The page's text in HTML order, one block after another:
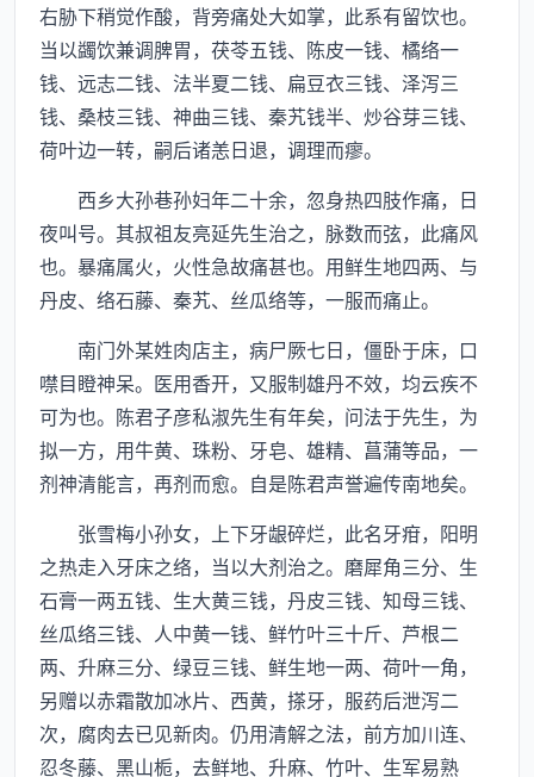
右胁下稍觉作酸，背旁痛处大如掌，此系有留饮也。
当以蠲饮兼调脾胃，茯苓五钱、陈皮一钱、橘络一
钱、远志二钱、法半夏二钱、扁豆衣三钱、泽泻三
钱、桑枝三钱、神曲三钱、秦艽钱半、炒谷芽三钱、
荷叶边一转，嗣后诸恙日退，调理而瘳。
西乡大孙巷孙妇年二十余，忽身热四肢作痛，日
夜叫号。其叔祖友亮延先生治之，脉数而弦，此痛风
也。暴痛属火，火性急故痛甚也。用鲜生地四两、与
丹皮、络石藤、秦艽、丝瓜络等，一服而痛止。
南门外某姓肉店主，病尸厥七日，僵卧于床，口
噤目瞪神呆。医用香开，又服制雄丹不效，均云疾不
可为也。陈君子彦私淑先生有年矣，问法于先生，为
拟一方，用牛黄、珠粉、牙皂、雄精、菖蒲等品，一
剂神清能言，再剂而愈。自是陈君声誉遍传南地矣。
张雪梅小孙女，上下牙龈碎烂，此名牙疳，阳明
之热走入牙床之络，当以大剂治之。磨犀角三分、生
石膏一两五钱、生大黄三钱，丹皮三钱、知母三钱、
丝瓜络三钱、人中黄一钱、鲜竹叶三十斤、芦根二
两、升麻三分、绿豆三钱、鲜生地一两、荷叶一角，
另赠以赤霜散加冰片、西黄，搽牙，服药后泄泻二
次，腐肉去已见新肉。仍用清解之法，前方加川连、
忍冬藤、黑山栀，去鲜地、升麻、竹叶、生军易熟